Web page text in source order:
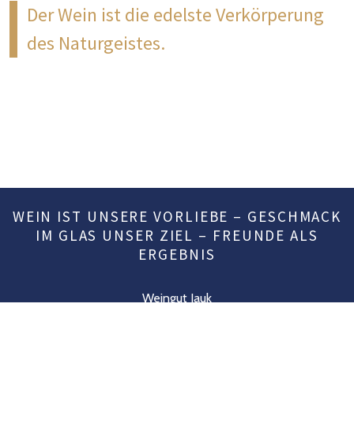
Der Wein ist die edelste Verkörperung
des Naturgeistes.
WEIN IST UNSERE VORLIEBE – GESCHMACK
IM GLAS UNSER ZIEL – FREUNDE ALS
ERGEBNIS
Weingut Jauk